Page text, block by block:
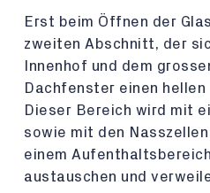
Erst beim Öffnen der
zweiten Abschnitt, der
Innenhof und dem
Dachfenster einen
Dieser Bereich wird mit
sowie mit den
einem
austauschen und